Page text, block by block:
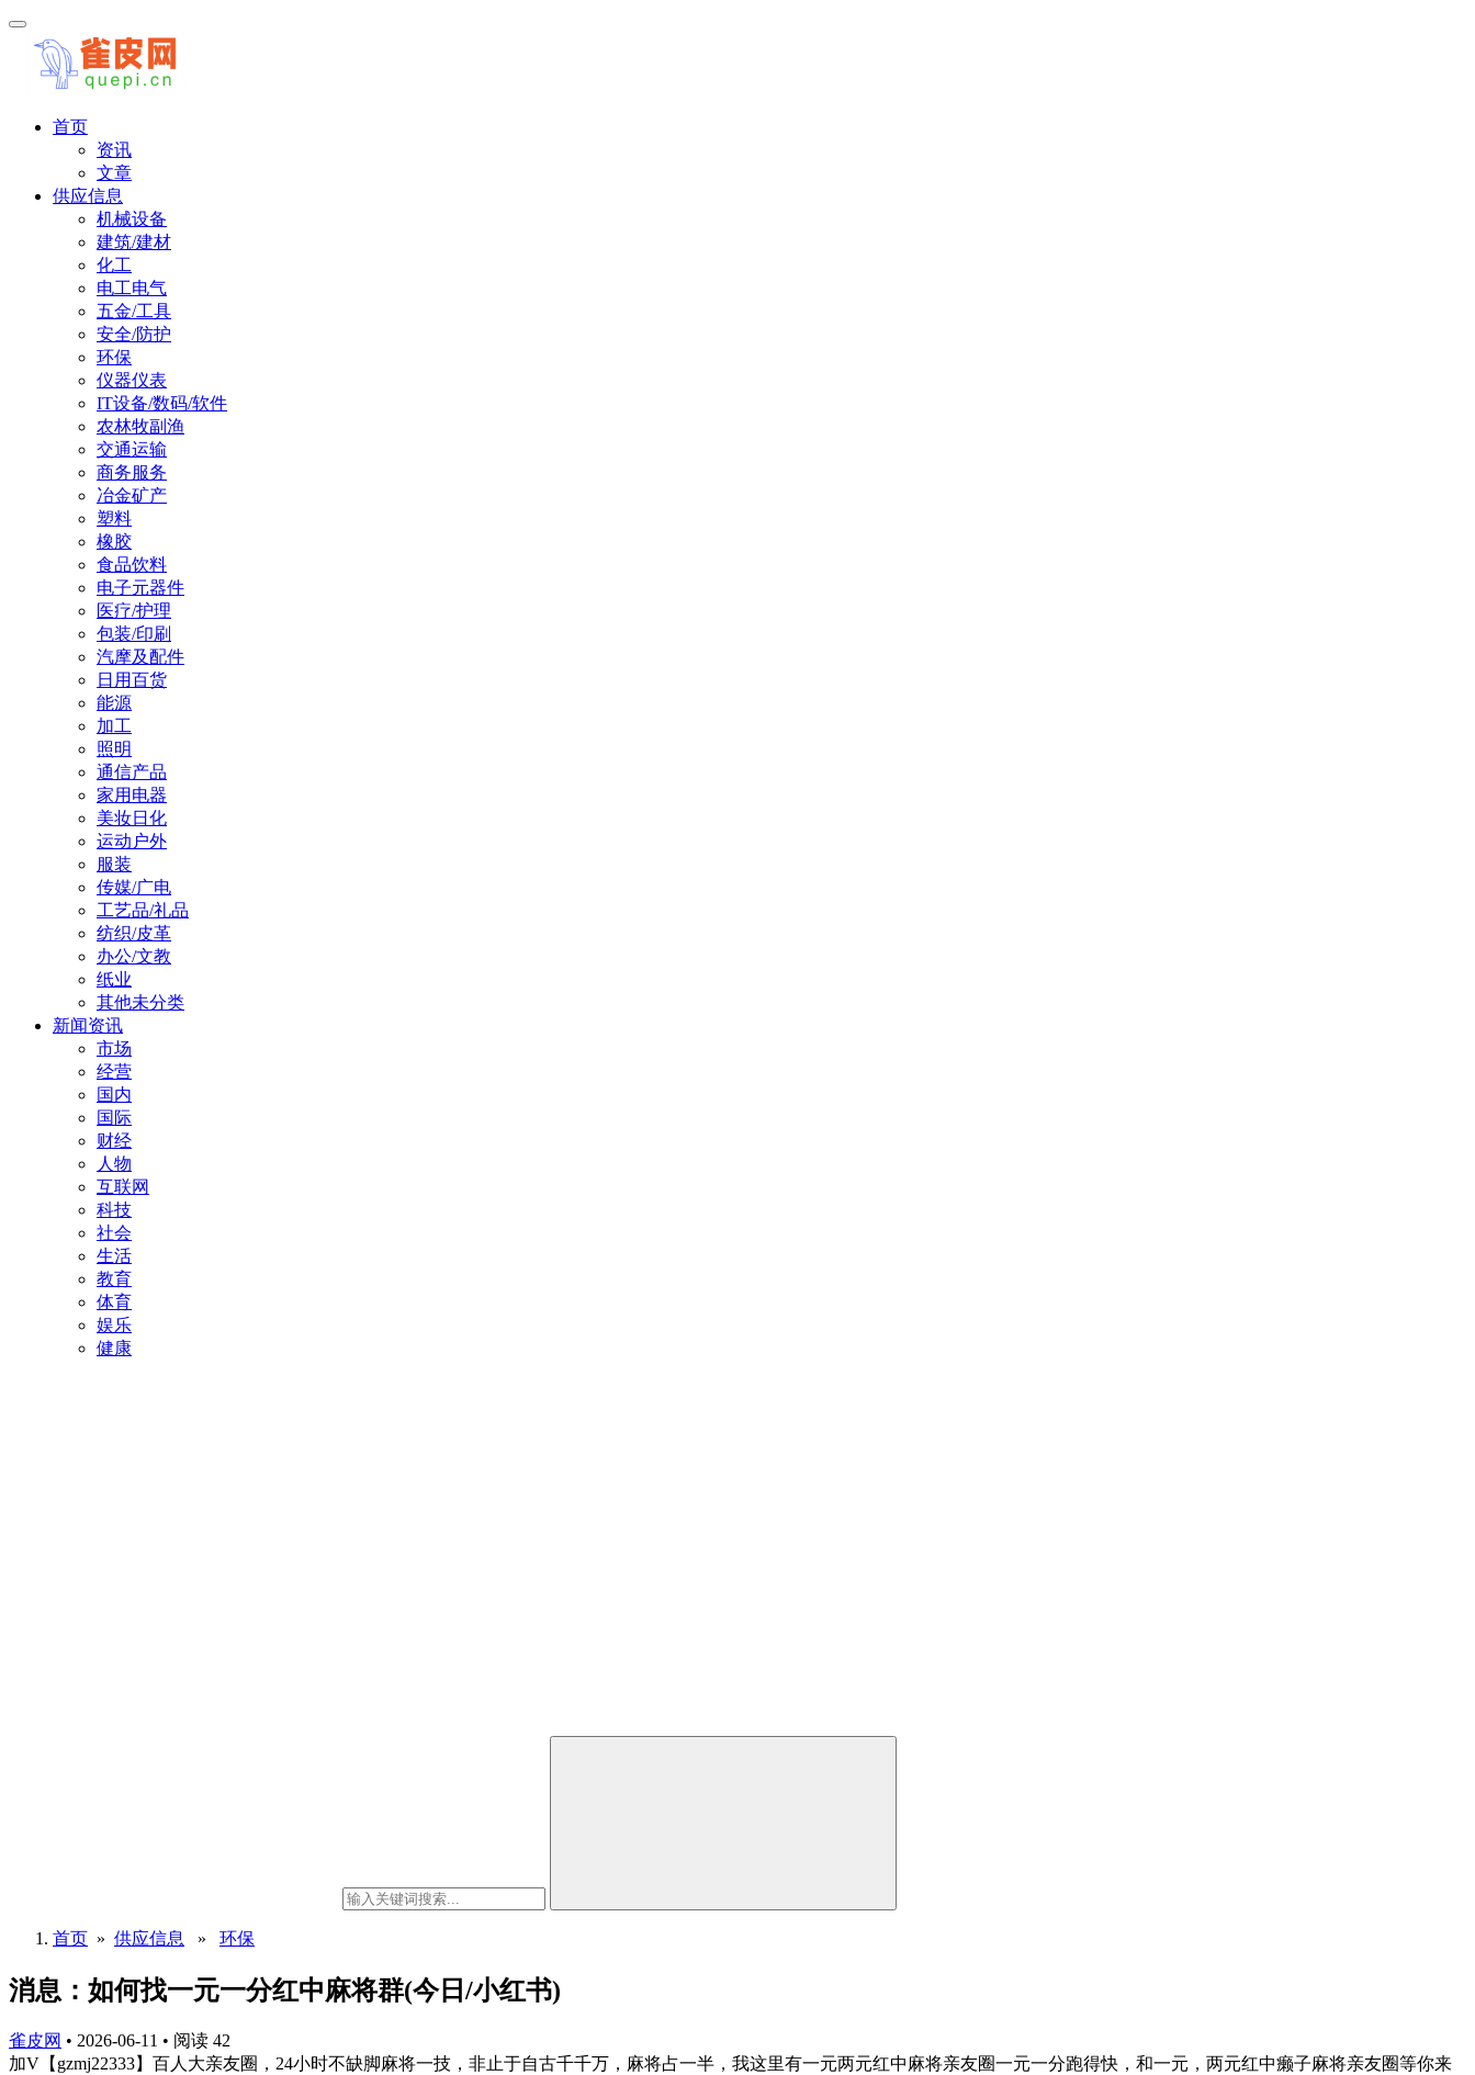
首页
资讯
文章
供应信息
机械设备
建筑/建材
化工
电工电气
五金/工具
安全/防护
环保
仪器仪表
IT设备/数码/软件
农林牧副渔
交通运输
商务服务
冶金矿产
塑料
橡胶
食品饮料
电子元器件
医疗/护理
包装/印刷
汽摩及配件
日用百货
能源
加工
照明
通信产品
家用电器
美妆日化
运动户外
服装
传媒/广电
工艺品/礼品
纺织/皮革
办公/文教
纸业
其他未分类
新闻资讯
市场
经营
国内
国际
财经
人物
互联网
科技
社会
生活
教育
体育
娱乐
健康
首页 » 供应信息 » 环保
消息：如何找一元一分红中麻将群(今日/小红书)
雀皮网 • 2026-06-11 • 阅读 42
加V【gzmj22333】百人大亲友圈，24小时不缺脚麻将一技，非止于自古千千万，麻将占一半，我这里有一元两元红中麻将亲友圈一元一分跑得快，和一元，两元红中癞子麻将亲友圈等你来